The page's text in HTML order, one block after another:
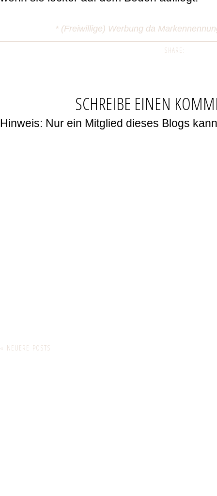
* (Freiwillige) Werbung da
SHARE:
SCHREIBE EINEN
Hinweis: Nur ein Mitglied dieses Blogs
« NEUERE POSTS